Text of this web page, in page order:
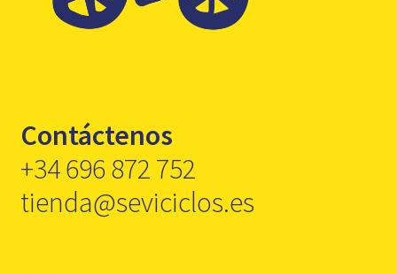
Contáctenos
+34 696 872 752
tienda@seviciclos.es